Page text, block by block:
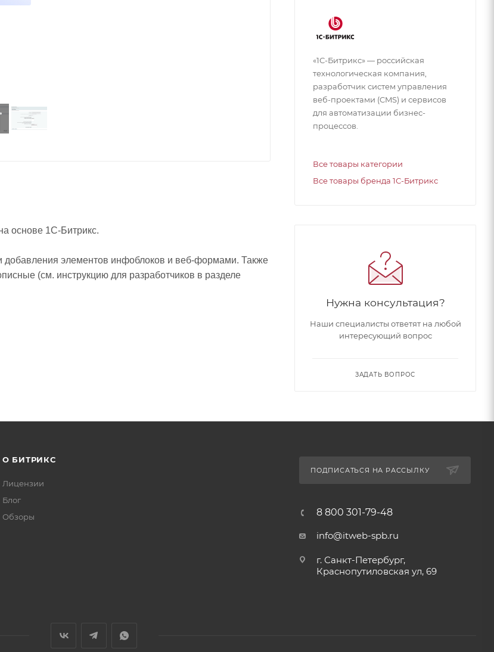
основе 1С-Битрикс.
добавления элементов инфоблоков и веб-формами. Также
(см. инструкцию для разработчиков в разделе
«1С-Битрикс» — российская
технологическая компания,
разработчик систем управления
веб-проектами (CMS) и сервисов
для автоматизации бизнес-
процессов.
Все товары категории
Все товары бренда 1С-Битрикс
Нужна консультация?
Наши специалисты ответят на любой
интересующий вопрос
ЗАДАТЬ ВОПРОС
О БИТРИКС
Лицензии
Блог
Обзоры
ПОДПИСАТЬСЯ НА РАССЫЛКУ
8 800 301-79-48
info@itweb-spb.ru
г. Санкт-Петербург,
Краснопутиловская ул, 69